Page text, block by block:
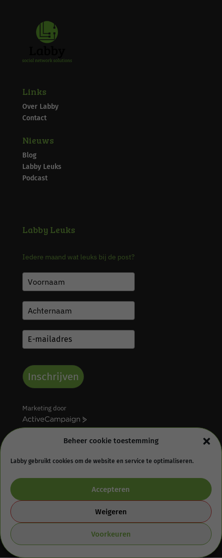
Beheer cookie toestemming
Labby gebruikt cookies om de website en service te optimaliseren.
Accepteren
Weigeren
Voorkeuren
Links
Over Labby
Contact
Nieuws
Blog
Labby Leuks
Podcast
Labby Leuks
Iedere maand wat leuks bij de post?
Inschrijven
Marketing door
A
c
v
C
m
Algemene voorwaarden
Retourbeleid
Privacy statement
Cookie Policy (EU)
Disclaimer
© 2025 Profidor